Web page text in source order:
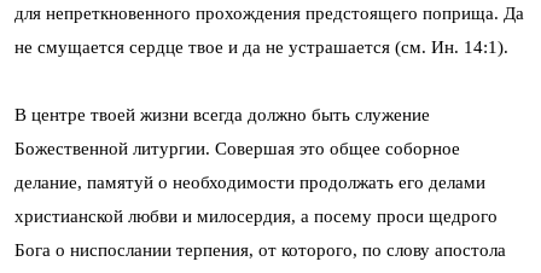
для непреткновенного прохождения предстоящего поприща. Да
не смущается сердце твое и да не устрашается (см. Ин. 14:1).
В центре твоей жизни всегда должно быть служение
Божественной литургии. Совершая это общее соборное
делание, памятуй о необходимости продолжать его делами
христианской любви и милосердия, а посему проси щедрого
Бога о ниспослании терпения, от которого, по слову апостола